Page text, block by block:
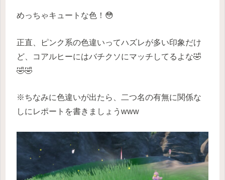
めっちゃキュートな色！😳
正直、ピンク系の色違いってハズレが多い印象だけ
ど、コアルヒーにはバチクソにマッチしてるよな🤣
🤣🤣
※ちなみに色違いが出たら、二つ名の有無に関係な
しにレポートを書きましょうwww